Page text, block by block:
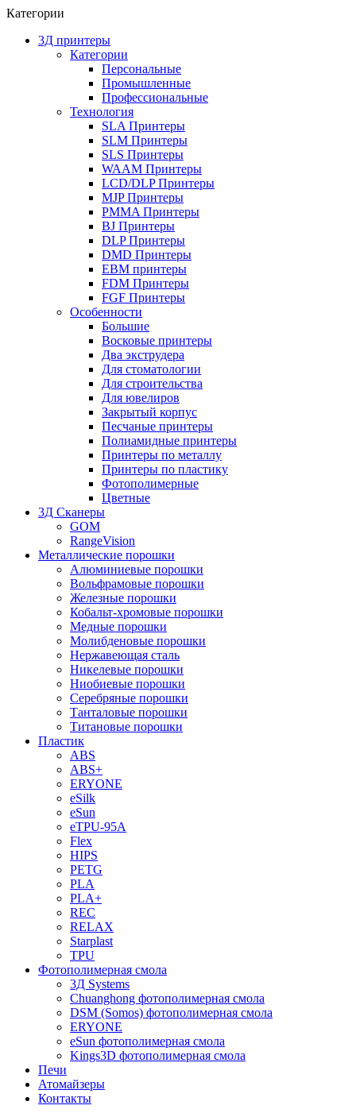
Категории
3Д принтеры
Категории
Персональные
Промышленные
Профессиональные
Технология
SLA Принтеры
SLM Принтеры
SLS Принтеры
WAAM Принтеры
LCD/DLP Принтеры
MJP Принтеры
PMMA Принтеры
BJ Принтеры
DLP Принтеры
DMD Принтеры
EBM принтеры
FDM Принтеры
FGF Принтеры
Особенности
Большие
Восковые принтеры
Два экструдера
Для стоматологии
Для строительства
Для ювелиров
Закрытый корпус
Песчаные принтеры
Полиамидные принтеры
Принтеры по металлу
Принтеры по пластику
Фотополимерные
Цветные
3Д Сканеры
GOM
RangeVision
Металлические порошки
Алюминиевые порошки
Вольфрамовые порошки
Железные порошки
Кобальт-хромовые порошки
Медные порошки
Молибденовые порошки
Нержавеющая сталь
Никелевые порошки
Ниобиевые порошки
Серебряные порошки
Танталовые порошки
Титановые порошки
Пластик
ABS
ABS+
ERYONE
eSilk
eSun
eTPU-95A
Flex
HIPS
PETG
PLA
PLA+
REC
RELAX
Starplast
TPU
Фотополимерная смола
3Д Systems
Chuanghong фотополимерная смола
DSM (Somos) фотополимерная смола
ERYONE
eSun фотополимерная смола
Kings3D фотополимерная смола
Печи
Атомайзеры
Контакты